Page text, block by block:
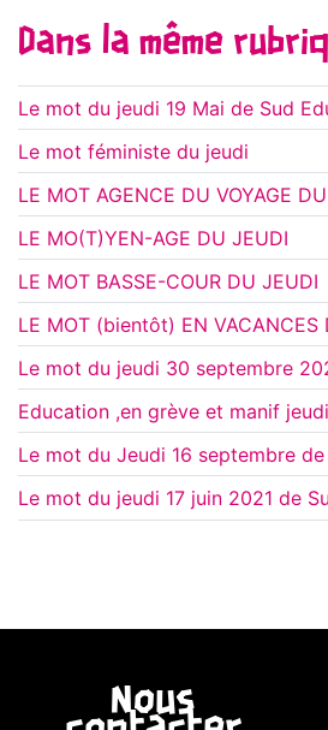
Dans la même
Le mot du jeudi 19 Mai de Sud
Le mot féministe du jeudi
LE MOT AGENCE DU VOYAGE
LE MO(T)YEN-AGE DU JEUDI
LE MOT BASSE-COUR DU JEUDI
LE MOT (bientôt) EN VACANCES
Le mot du jeudi 30 septembre
Education ,en grève et manif
Le mot du Jeudi 16 septembre
Le mot du jeudi 17 juin 2021 de
Nous